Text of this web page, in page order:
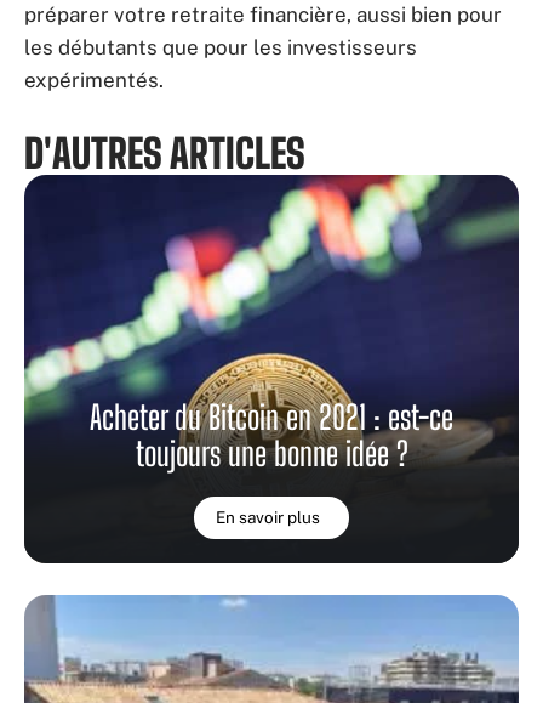
préparer votre retraite financière, aussi bien pour
les débutants que pour les investisseurs
expérimentés.
D'AUTRES ARTICLES
Acheter du Bitcoin en 2021 : est-ce
toujours une bonne idée ?
En savoir plus